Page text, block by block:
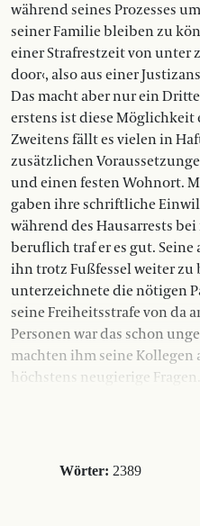
während seines Prozesses
seiner Familie bleiben zu
einer Strafrestzeit von unter
door‹, also aus einer
Das macht aber nur ein
erstens ist diese
Zweitens fällt es vielen in
zusätzlichen
und einen festen Wohnort.
gaben ihre schriftliche
während des Hausarrests
beruflich traf er es gut.
ihn trotz Fußfessel weiter zu
unterzeichnete die nötigen
seine Freiheitsstrafe von da
Personen war das schon
machten ihm seine Kollegen
höchstens neugierige Fragen.
Wörter: 2389